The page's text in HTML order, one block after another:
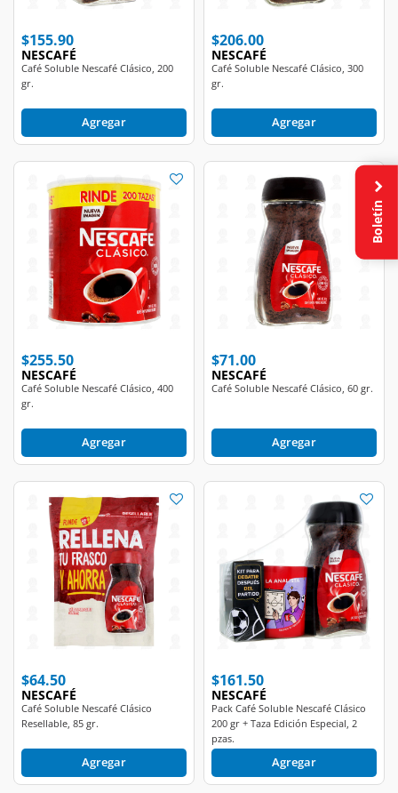
$155.90
NESCAFÉ
Café Soluble Nescafé Clásico, 200
gr.
Agregar
$206.00
NESCAFÉ
Café Soluble Nescafé Clásico, 300
gr.
Agregar
$255.50
NESCAFÉ
Café Soluble Nescafé Clásico, 400
gr.
Agregar
$71.00
NESCAFÉ
Café Soluble Nescafé Clásico, 60 gr.
Agregar
$64.50
NESCAFÉ
Café Soluble Nescafé Clásico
Resellable, 85 gr.
Agregar
$161.50
NESCAFÉ
Pack Café Soluble Nescafé Clásico
200 gr + Taza Edición Especial, 2
pzas.
Agregar
Boletín